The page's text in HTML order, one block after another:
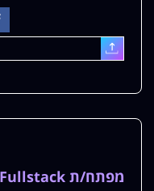
מפתח/ת Fullstack